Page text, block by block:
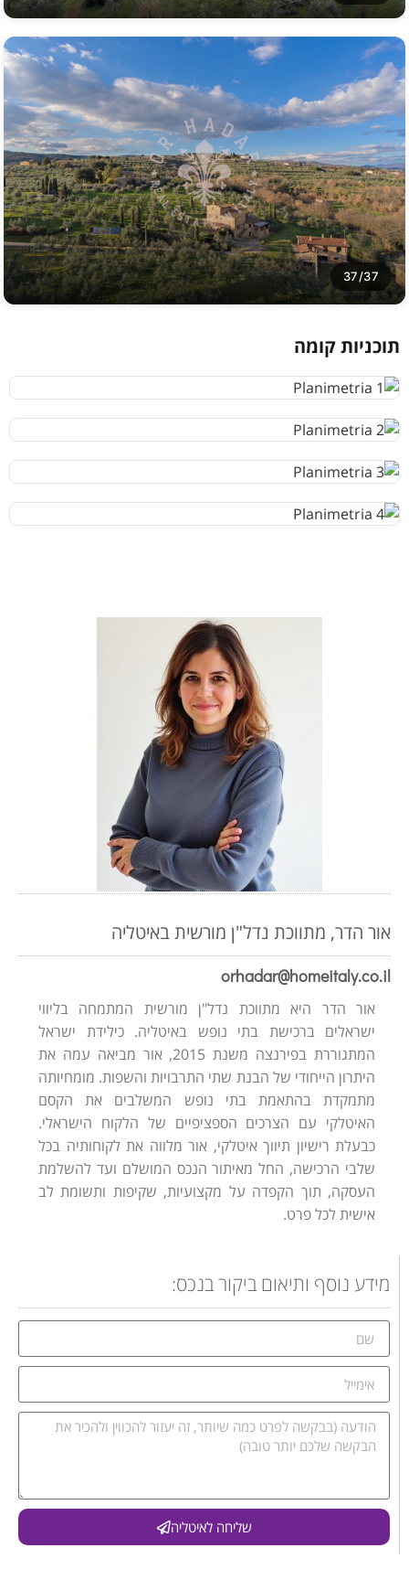
37/37
תוכניות קומה
אור הדר, מתווכת נדל"ן מורשית באיטליה
orhadar@homeitaly.co.il
אור הדר היא מתווכת נדל"ן מורשית המתמחה בליווי
ישראלים ברכישת בתי נופש באיטליה. כילידת ישראל
המתגוררת בפירנצה משנת 2015, אור מביאה עמה את
היתרון הייחודי של הבנת שתי התרבויות והשפות. מומחיותה
מתמקדת בהתאמת בתי נופש המשלבים את הקסם
האיטלקי עם הצרכים הספציפיים של הלקוח הישראלי.
כבעלת רישיון תיווך איטלקי, אור מלווה את לקוחותיה בכל
שלבי הרכישה, החל מאיתור הנכס המושלם ועד להשלמת
העסקה, תוך הקפדה על מקצועיות, שקיפות ותשומת לב
אישית לכל פרט.
מידע נוסף ותיאום ביקור בנכס:
שליחה לאיטליה